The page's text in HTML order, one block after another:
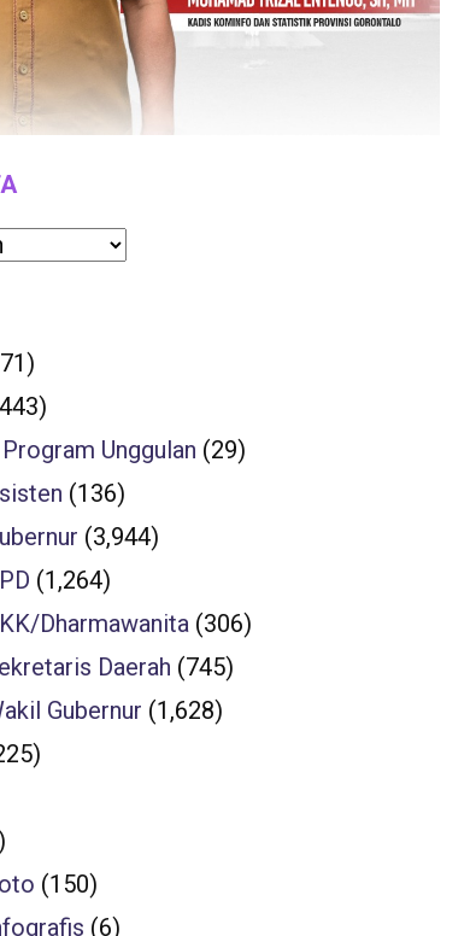
Unggulan (29)
(136)
(3,944)
(1,264)
Dharmawanita (306)
Daerah (745)
Gubernur (1,628)
(150)
(6)